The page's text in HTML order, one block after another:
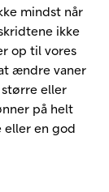
mindst når
ikke
op til vores
ændre vaner
eller
på helt
eller en god